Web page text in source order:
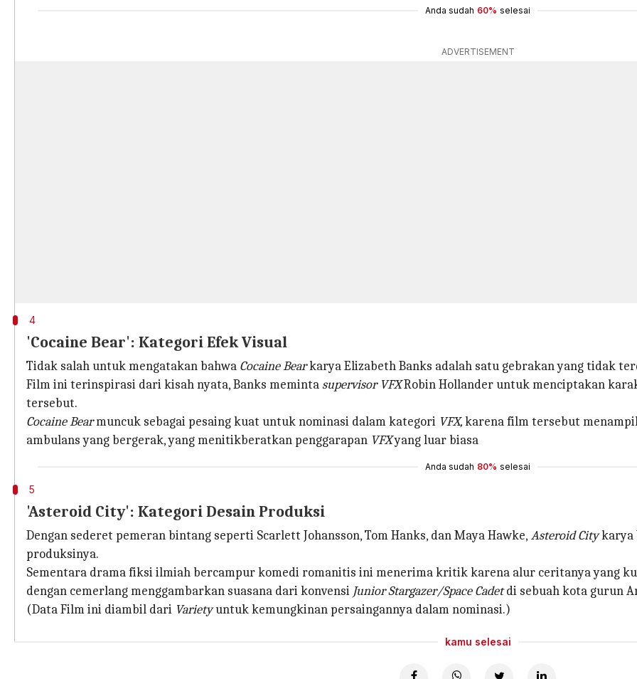
Anda sudah 60% selesai
ADVERTISEMENT
4
'Cocaine Bear': Kategori Efek Visual
Tidak salah untuk mengatakan bahwa Cocaine Bearkarya Elizabeth Banks adalah satu gebrakan yang tidak
Film ini terinspirasi dari kisah nyata, Banks meminta supervisor VFXRobin Hollander untuk menciptakan
tersebut.
Cocaine Bearmuncuk sebagai pesaing kuat untuk nominasi dalam kategori VFX,karena film tersebut
ambulans yang bergerak, yang menitikberatkan penggarapan VFXyang luar biasa
Anda sudah 80% selesai
5
'Asteroid City': Kategori Desain Produksi
Dengan sederet pemeran bintang seperti Scarlett Johansson, Tom Hanks, dan Maya Hawke, Asteroid Citykarya
produksinya.
Sementara drama fiksi ilmiah bercampur komedi romanitis ini menerima kritik karena alur ceritanya yang
dengan cemerlang menggambarkan suasana dari konvensi Junior Stargazer/Space Cadetdi sebuah kota gurun
(Data Film ini diambil dari Varietyuntuk kemungkinan persaingannya dalam nominasi.)
kamu selesai